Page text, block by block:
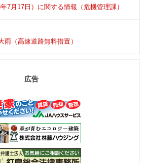
7月17日）に関する情報（危機管理課）
雨（高速道路無料措置）
広告